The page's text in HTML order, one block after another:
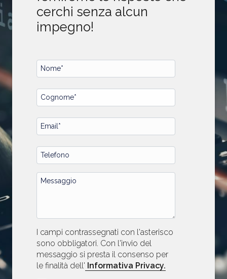
cerchi senza alcun
impegno!
I campi contrassegnati con l'asterisco
sono obbligatori. Con l'invio del
messaggio si presta il consenso per
le finalità dell' Informativa Privacy.